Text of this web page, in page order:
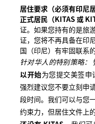
居住要求（必须有印尼
正式居民（KITAS 或
证。如果您持有的是旅
证，您将不再具备在印
国（印尼）有牢固联系
针对华人的特别策略：
以开始为您提交美签
强烈建议您不要立刻申
段时间。我们可以与
约束力，但居住文件上